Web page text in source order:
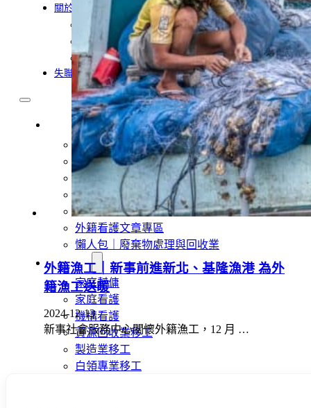
關於我們
服務據點
案例分享
歷年評鑑成績
失聯協尋
移工新聞
最新消息
營造業移工重點新聞
旅宿業專題報導
外籍移工文章專區
傳統產業文章專區
外籍看護文章專區
懶人包｜廢棄物處理與回收業
申請專區
家庭幫傭
家庭看護
機構看護
資源回收業移工
製造業移工
白領專業移工
外籍漁工｜新事前進新北、基隆漁港 為外
籍漁工送暖
2024-12-13
新事社會服務中心關懷外籍漁工，12 月 …